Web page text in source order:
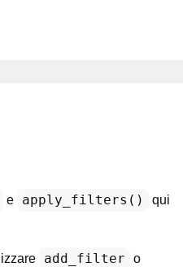
e apply_filters()
qui
add_filter o